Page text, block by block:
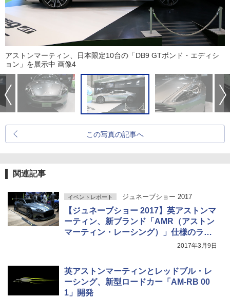
アストンマーティン、日本限定10台の「DB9 GTボンド・エディシ
ョン」を展示中 画像4
この写真の記事へ
関連記事
イベントレポート ジュネーブショー 2017
【ジュネーブショー 2017】英アストンマ
ーティン、新ブランド「AMR（アストン
マーティン・レーシング）」仕様のラピ
2017年3月9日
英アストンマーティンとレッドブル・レ
ーシング、新型ロードカー「AM-RB 00
1」開発